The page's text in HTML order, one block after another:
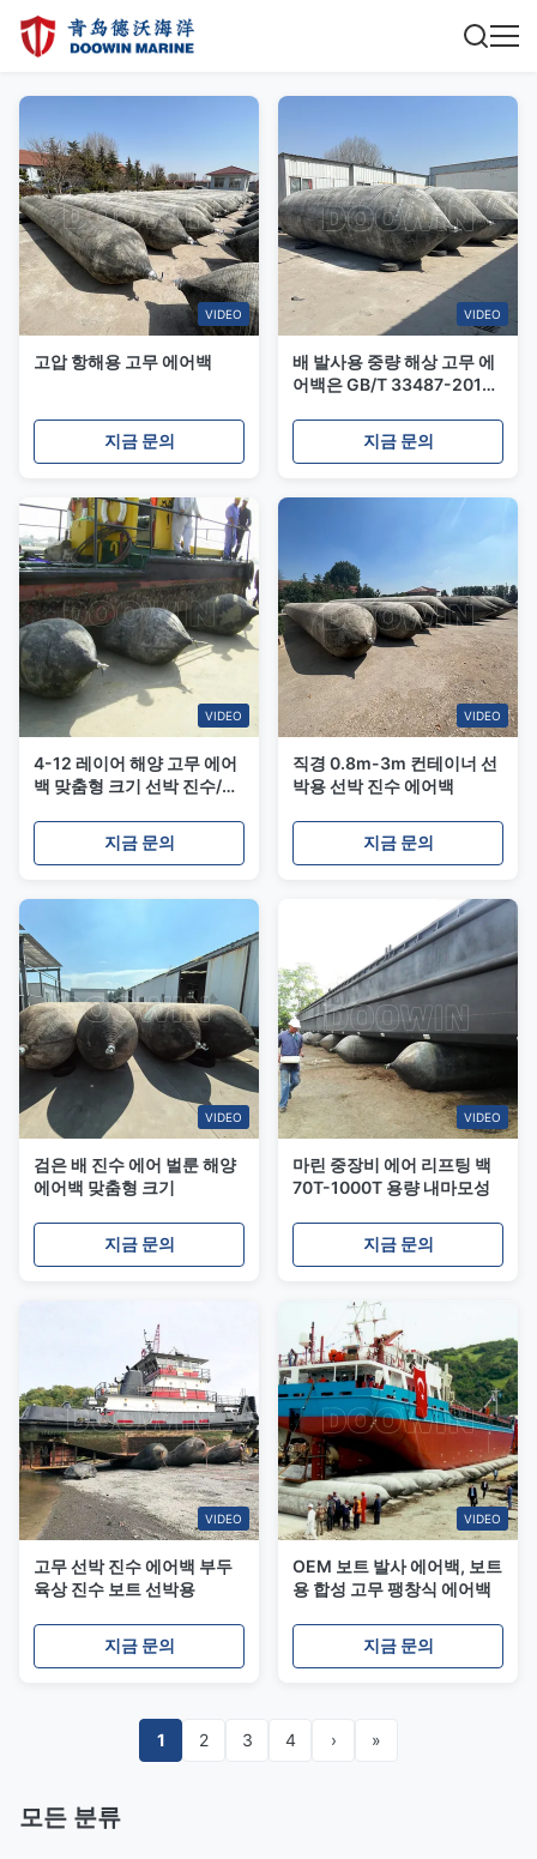
VIDEO
고압 항해용 고무 에어백
지금 문의
VIDEO
배 발사용 중량 해상 고무 에
어백은 GB/T 33487-2017
지금 문의
VIDEO
4-12 레이어 해양 고무 에어
백 맞춤형 크기 선박 진수/선
지금 문의
VIDEO
직경 0.8m-3m 컨테이너 선
박용 선박 진수 에어백
지금 문의
VIDEO
검은 배 진수 에어 벌룬 해양
에어백 맞춤형 크기
지금 문의
VIDEO
마린 중장비 에어 리프팅 백
70T-1000T 용량 내마모성
지금 문의
VIDEO
고무 선박 진수 에어백 부두
육상 진수 보트 선박용
지금 문의
VIDEO
OEM 보트 발사 에어백, 보트
용 합성 고무 팽창식 에어백
지금 문의
1 2 3 4 › »
모든 분류